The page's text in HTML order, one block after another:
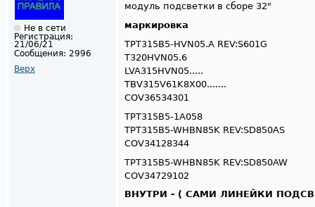
Не в сети
Регистрация:
21/06/21
Сообщения: 2996
Верх
модуль подсветки в сборе 32"
маркировка
TPT315B5-HVN05.A REV:S601G
T320HVN05.6
LVA315HVN05.....
TBV315V61K8X00.......
COV36534301
TPT315B5-1A058
TPT315B5-WHBN85K REV:SD850AS
COV34128344
TPT315B5-WHBN85K REV:SD850AW
COV34729102
ВНУТРИ - ( САМИ ЛИНЕЙКИ